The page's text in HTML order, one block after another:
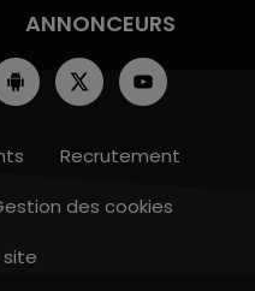
ANNONCEURS
Recrutement
des cookies
site